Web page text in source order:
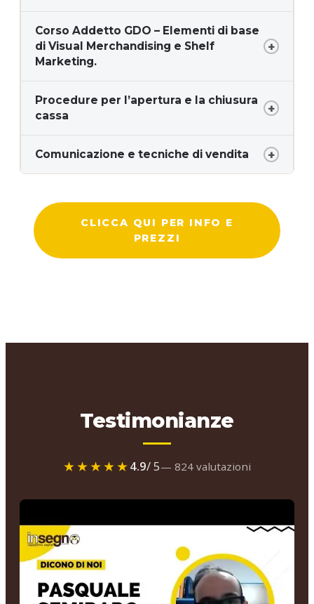
Corso Addetto GDO – Elementi di base
di Visual Merchandising e Shelf
Marketing.
Procedure per l’apertura e la chiusura
cassa
Comunicazione e tecniche di vendita
CLICCA QUI PER INFO E
PREZZI
Testimonianze
★★★★★4.9/ 5— 824 valutazioni